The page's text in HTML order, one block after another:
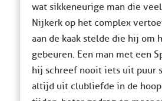
wat sikkeneurige man die
Nijkerk op het complex
aan de kaak stelde die hij om
gebeuren. Een man met een
hij schreef nooit iets uit puur
altijd uit clubliefde in de